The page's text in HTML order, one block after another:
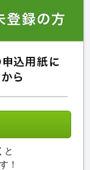
と
！